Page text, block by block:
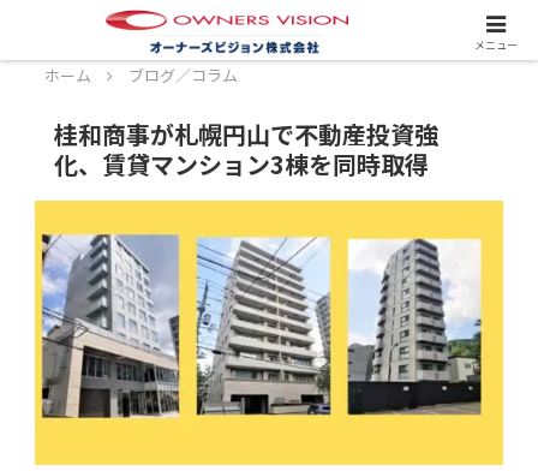
スタッフ募集中！詳しくはこちら！
ホーム ブログ／コラム
桂和商事が札幌円山で不動産投資強
化、賃貸マンション3棟を同時取得
メニュー